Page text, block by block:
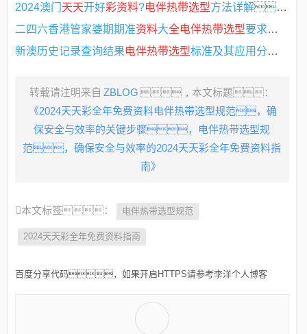
2024澳门 天天开好彩资料?电伴热带选型方法详解，
二四六香港管家婆期期准资料大全电伴热带选型要求及其应用解析，
新澳历史记录查询结果电伴热带选型标准及其应用分析，
转载请注明来自 ZBLOG ，本文标题：
《2024天天彩全年免费资料电伴热带选型规范，确
保安全与效率的关键步骤，电伴热带选型规
范，确保安全与效率的2024天天彩全年免费资料指
南》
本文标签： 电伴热带选型规范
2024天天彩全年免费资料指南
百度分享代码，如果开启HTTPS请参考李洋个人博客